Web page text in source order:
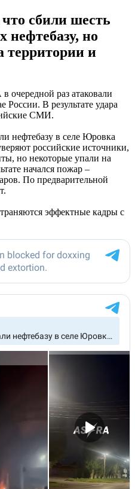
сбили шесть
но
территории и
очередной раз атаковали
России. В результате удара
СМИ.
нефтебазу в селе Юровка
российские источники,
но некоторые упали на
начался пожар –
По предварительной
эффектные кадры с